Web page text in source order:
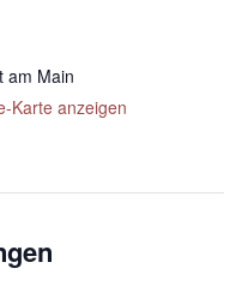
am Main
Karte anzeigen